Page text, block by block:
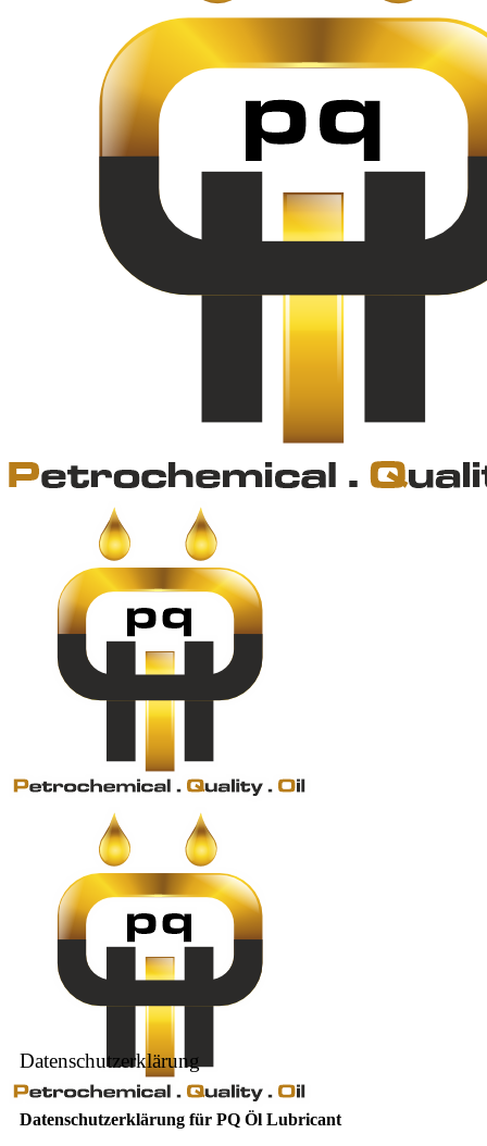
Datenschutzerklärung
Datenschutzerklärung für PQ Öl Lubricant